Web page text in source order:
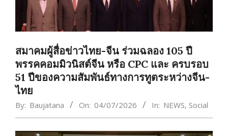
สมาคมผู้สื่อข่าวไทย-จีน ร่วมฉลอง 105 ปี
พรรคคอมมิวนิสต์จีน หรือ CPC และ ครบรอบ
51 ปีของความสัมพันธ์ทางการทูตระหว่างจีน-
ไทย
By: Baujatana On: 04/07/2026 In: NEWS, Social